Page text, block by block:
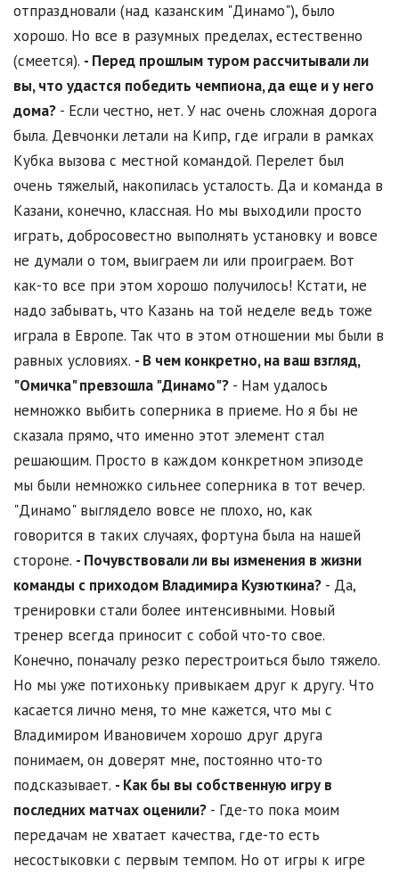
отпраздновали (над казанским "Динамо"), было
хорошо. Но все в разумных пределах, естественно
(смеется). - Перед прошлым туром рассчитывали ли
вы, что удастся победить чемпиона, да еще и у него
дома? - Если честно, нет. У нас очень сложная дорога
была. Девчонки летали на Кипр, где играли в рамках
Кубка вызова с местной командой. Перелет был
очень тяжелый, накопилась усталость. Да и команда в
Казани, конечно, классная. Но мы выходили просто
играть, добросовестно выполнять установку и вовсе
не думали о том, выиграем ли или проиграем. Вот
как-то все при этом хорошо получилось! Кстати, не
надо забывать, что Казань на той неделе ведь тоже
играла в Европе. Так что в этом отношении мы были в
равных условиях. - В чем конкретно, на ваш взгляд,
"Омичка" превзошла "Динамо"? - Нам удалось
немножко выбить соперника в приеме. Но я бы не
сказала прямо, что именно этот элемент стал
решающим. Просто в каждом конкретном эпизоде
мы были немножко сильнее соперника в тот вечер.
"Динамо" выглядело вовсе не плохо, но, как
говорится в таких случаях, фортуна была на нашей
стороне. - Почувствовали ли вы изменения в жизни
команды с приходом Владимира Кузюткина? - Да,
тренировки стали более интенсивными. Новый
тренер всегда приносит с собой что-то свое.
Конечно, поначалу резко перестроиться было тяжело.
Но мы уже потихоньку привыкаем друг к другу. Что
касается лично меня, то мне кажется, что мы с
Владимиром Ивановичем хорошо друг друга
понимаем, он доверят мне, постоянно что-то
подсказывает. - Как бы вы собственную игру в
последних матчах оценили? - Где-то пока моим
передачам не хватает качества, где-то есть
несостыковки с первым темпом. Но от игры к игре